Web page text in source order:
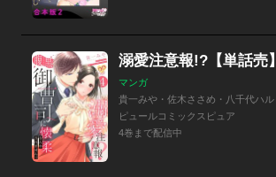
溺愛注意報!?【単話売】
マンガ
貴一みや・佐木ささめ・八千代ハル
ピュールコミックスピュア
4巻まで配信中